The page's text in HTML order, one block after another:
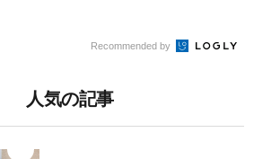
正しい手順と
とデメリット
Recommended by
人気の記事